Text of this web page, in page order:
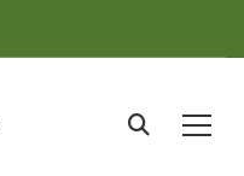
site.searc